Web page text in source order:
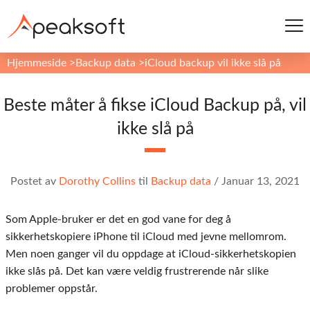
Hjemmeside > Backup data >iCloud backup vil ikke slå på
Beste måter å fikse iCloud Backup på, vil
ikke slå på
Postet av Dorothy Collins til Backup data / Januar 13, 2021
Som Apple-bruker er det en god vane for deg å
sikkerhetskopiere iPhone til iCloud med jevne mellomrom.
Men noen ganger vil du oppdage at iCloud-sikkerhetskopien
ikke slås på. Det kan være veldig frustrerende når slike
problemer oppstår.